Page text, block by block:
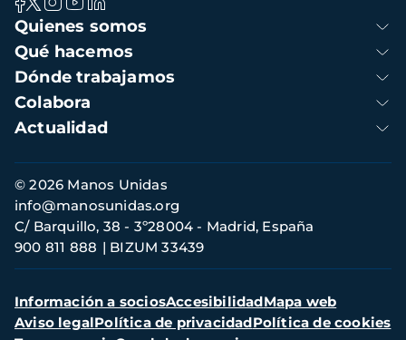
Navegación
principal
Quienes somos
Qué hacemos
Dónde trabajamos
Colabora
Actualidad
Información
de
contacto
© 2026 Manos Unidas
C/ Barquillo, 38 - 3º28004 - Madrid, España
900 811 888
BIZUM 33439
info@manosunidas.org
Menú
secundario
Información a sociosAccesibilidadMapa web
Aviso legalPolítica de privacidadPolítica de cookies